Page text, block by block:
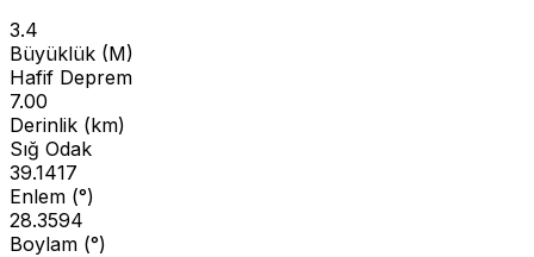
3.4
Büyüklük (M)
Hafif Deprem
7.00
Derinlik (km)
Sığ Odak
39.1417
Enlem (°)
28.3594
Boylam (°)